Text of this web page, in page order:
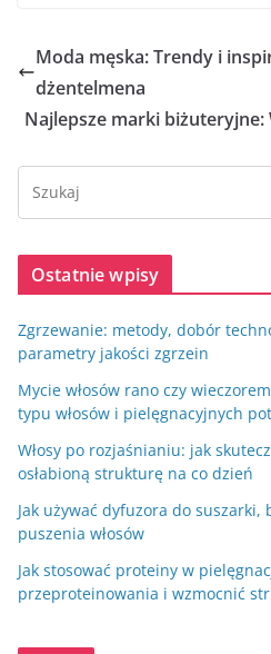
Moda męska: Trendy i
dżentelmena
Najlepsze marki
Ostatnie wpisy
Zgrzewanie: metody, dobór
parametry jakości zgrzein
Mycie włosów rano czy
typu włosów i pielęgnacyjnych
Włosy po rozjaśnianiu: jak
osłabioną strukturę na co dzień
Jak używać dyfuzora do
puszenia włosów
Jak stosować proteiny w
przeproteinowania i wzmocnić